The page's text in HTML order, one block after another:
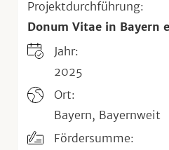
Projektdurchführung:
Donum Vitae in Bayern
Jahr:
2025
Ort:
Bayern, Bayernweit
Fördersumme: